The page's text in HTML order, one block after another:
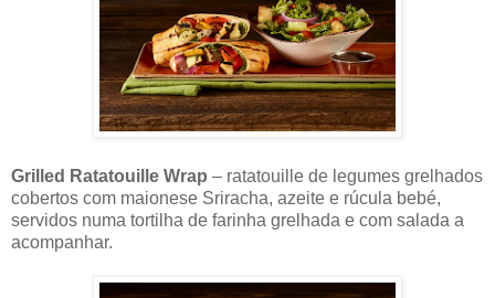
Grilled Ratatouille Wrap – ratatouille de legumes grelhados
cobertos com maionese Sriracha, azeite e rúcula bebé,
servidos numa tortilha de farinha grelhada e com salada a
acompanhar.